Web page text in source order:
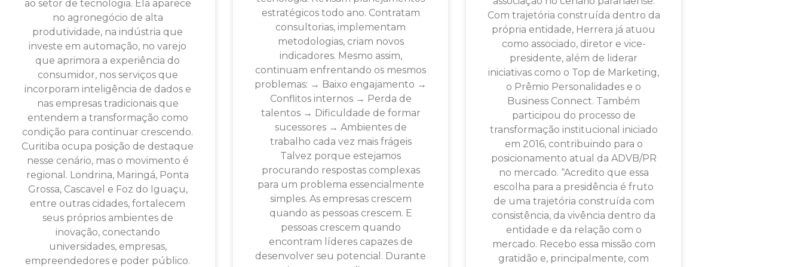
ao setor de tecnologia. Ela aparece
no agronegócio de alta
produtividade, na indústria que
investe em automação, no varejo
que aprimora a experiência do
consumidor, nos serviços que
incorporam inteligência de dados e
nas empresas tradicionais que
entendem a transformação como
condição para continuar crescendo.
Curitiba ocupa posição de destaque
nesse cenário, mas o movimento é
regional. Londrina, Maringá, Ponta
Grossa, Cascavel e Foz do Iguaçu,
entre outras cidades, fortalecem
seus próprios ambientes de
inovação, conectando
universidades, empresas,
empreendedores e poder público.
estratégicos todo ano. Contratam
consultorias, implementam
metodologias, criam novos
indicadores. Mesmo assim,
continuam enfrentando os mesmos
problemas: → Baixo engajamento →
Conflitos internos → Perda de
talentos → Dificuldade de formar
sucessores → Ambientes de
trabalho cada vez mais frágeis
Talvez porque estejamos
procurando respostas complexas
para um problema essencialmente
simples. As empresas crescem
quando as pessoas crescem. E
pessoas crescem quando
encontram líderes capazes de
desenvolver seu potencial. Durante
Com trajetória construída dentro da
própria entidade, Herrera já atuou
como associado, diretor e vice-
presidente, além de liderar
iniciativas como o Top de Marketing,
o Prêmio Personalidades e o
Business Connect. Também
participou do processo de
transformação institucional iniciado
em 2016, contribuindo para o
posicionamento atual da ADVB/PR
no mercado. “Acredito que essa
escolha para a presidência é fruto
de uma trajetória construída com
consistência, da vivência dentro da
entidade e da relação com o
mercado. Recebo essa missão com
gratidão e, principalmente, com